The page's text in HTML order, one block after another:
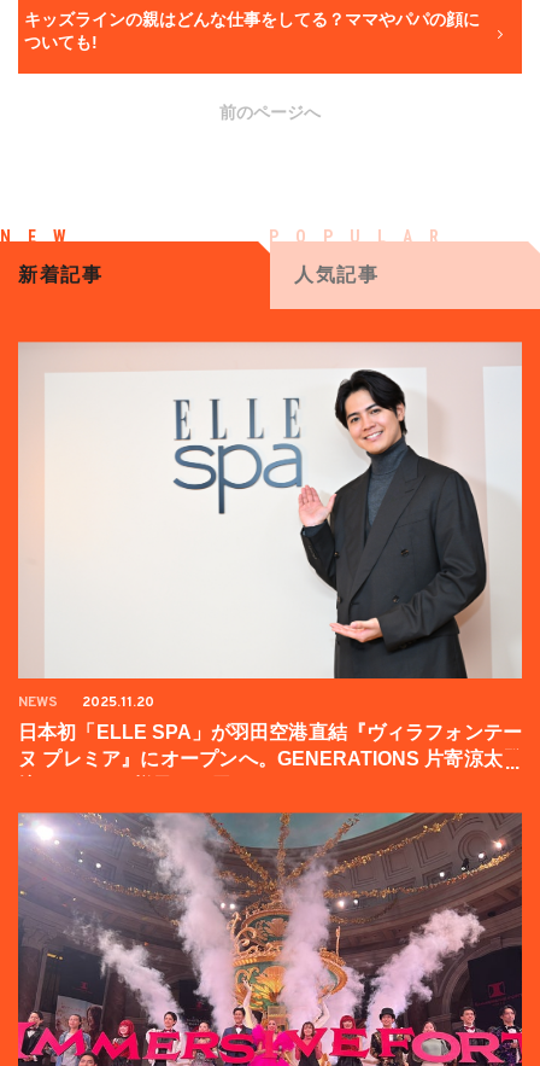
キッズラインの親はどんな仕事をしてる？ママやパパの顔に
ついても!
前のページへ
新着記事 人気記事
NEWS 2025.11.20
日本初「ELLE SPA」が羽田空港直結『ヴィラフォンテー
ヌ プレミア』にオープンへ。GENERATIONS 片寄涼太登